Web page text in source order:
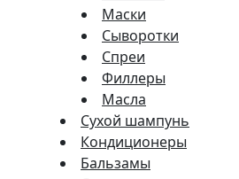
Маски
Сыворотки
Спреи
Филлеры
Масла
Сухой шампунь
Кондиционеры
Бальзамы